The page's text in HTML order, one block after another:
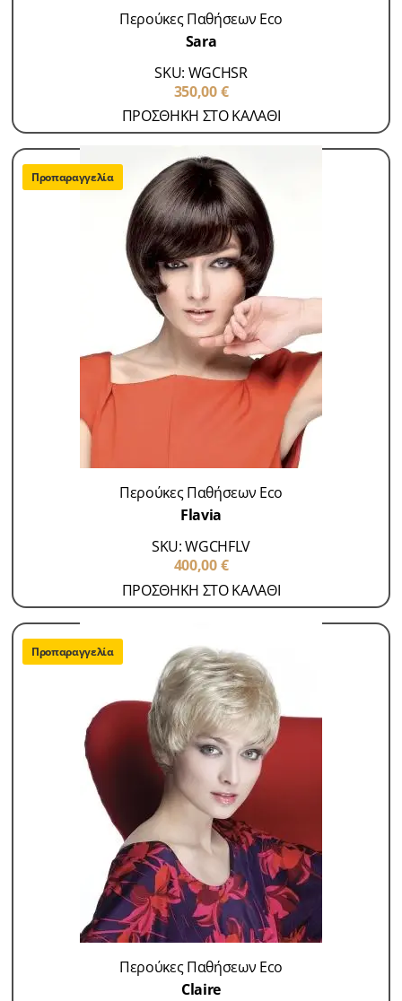
Περούκες Παθήσεων Eco
Sara
SKU: WGCHSR
350,00€
ΠΡΟΣΘΗΚΗ ΣΤΟ ΚΑΛΑΘΙ
Περούκες Παθήσεων Eco
Flavia
Προπαραγγελία
SKU: WGCHFLV
400,00€
ΠΡΟΣΘΗΚΗ ΣΤΟ ΚΑΛΑΘΙ
Περούκες Παθήσεων Eco
Claire
Προπαραγγελία